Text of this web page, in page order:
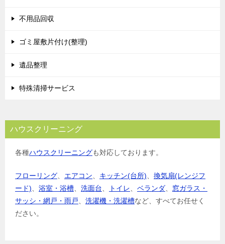
不用品回収
ゴミ屋敷片付け(整理)
遺品整理
特殊清掃サービス
ハウスクリーニング
各種ハウスクリーニングも対応しております。
フローリング、 エアコン、 キッチン(台所)、 換気扇(レンジフ
ード)、 浴室・浴槽、 洗面台、 トイレ、 ベランダ、 窓ガラス・
サッシ・網戸・雨戸、 洗濯機・洗濯槽など、すべてお任せく
ださい。